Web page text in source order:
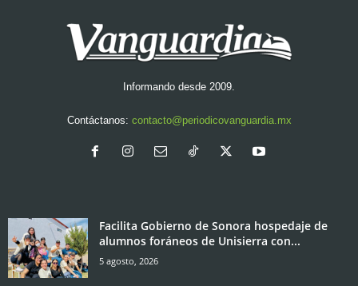
Informando desde 2009.
Contáctanos: contacto@periodicovanguardia.mx
Facilita Gobierno de Sonora hospedaje de
alumnos foráneos de Unisierra con...
5 agosto, 2026